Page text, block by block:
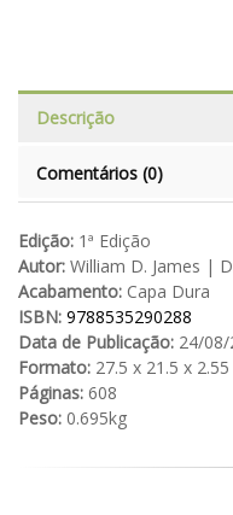
Descrição
Comentários (0)
Edição: 1ª Edição
Autor: William D. James |
Acabamento: Capa Dura
ISBN: 9788535290288
Data de Publicação: 24/08/
Formato: 27.5 x 21.5 x
Páginas: 608
Peso: 0.695kg